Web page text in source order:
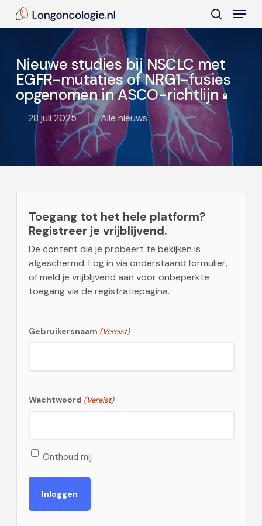
search
Menu
Nieuwe studies bij NSCLC met
EGFR-mutaties of NRG1-fusies
opgenomen in ASCO-richtlijn
28 juli 2025 Alle nieuws
Toegang tot het hele platform?
Registreer je vrijblijvend.
De content die je probeert te bekijken is
afgeschermd. Log in via onderstaand formulier,
of meld je vrijblijvend aan voor onbeperkte
toegang via de registratiepagina.
Gebruikersnaam (Vereist)
Wachtwoord (Vereist)
Onthoud mij